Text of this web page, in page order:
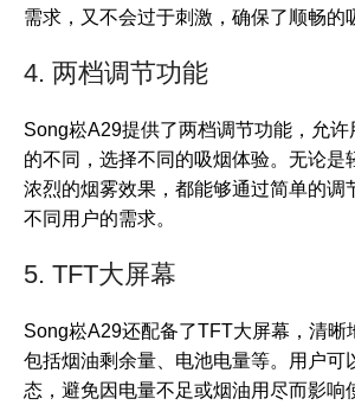
需求，又不会过于刺激，确保了顺畅的
4. 两档调节功能
Song崧A29提供了两档调节功能，允
的不同，选择不同的吸烟体验。无论是
浓烈的烟雾效果，都能够通过简单的调
不同用户的需求。
5. TFT大屏幕
Song崧A29还配备了TFT大屏幕，清晰
包括烟油剩余量、电池电量等。用户可
态，避免因电量不足或烟油用尽而影响